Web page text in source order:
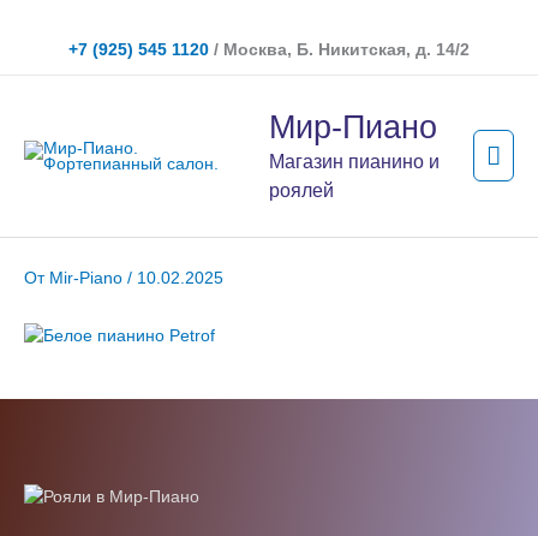
содержимому
+7 (925) 545 1120 / Москва, Б. Никитская, д. 14/2
Мир-Пиано
Магазин пианино и
роялей
От Mir-Piano / 10.02.2025